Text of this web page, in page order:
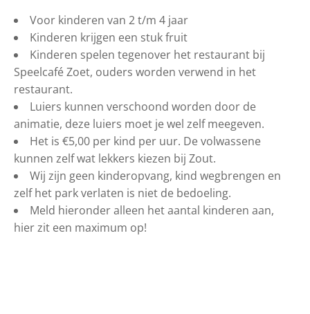
Voor kinderen van 2 t/m 4 jaar
Kinderen krijgen een stuk fruit
Kinderen spelen tegenover het restaurant bij
Speelcafé Zoet, ouders worden verwend in het
restaurant.
Luiers kunnen verschoond worden door de
animatie, deze luiers moet je wel zelf meegeven.
Het is €5,00 per kind per uur. De volwassene
kunnen zelf wat lekkers kiezen bij Zout.
Wij zijn geen kinderopvang, kind wegbrengen en
zelf het park verlaten is niet de bedoeling.
Meld hieronder alleen het aantal kinderen aan,
hier zit een maximum op!